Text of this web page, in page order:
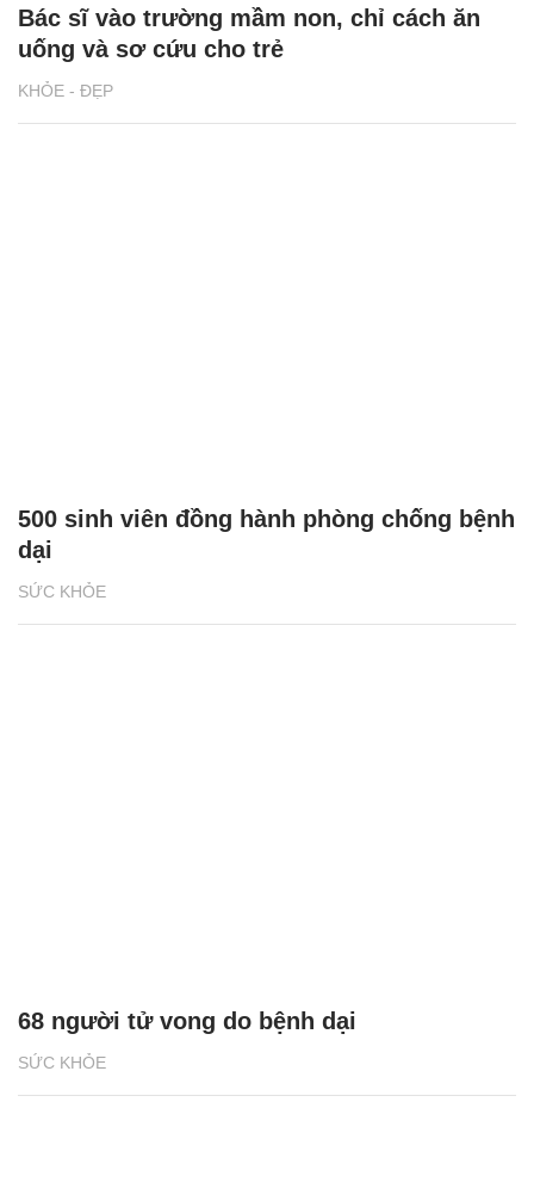
KHỎE - ĐẸP
Bác sĩ vào trường mầm non, chỉ cách ăn
uống và sơ cứu cho trẻ
SỨC KHỎE
500 sinh viên đồng hành phòng chống bệnh
dại
SỨC KHỎE
68 người tử vong do bệnh dại